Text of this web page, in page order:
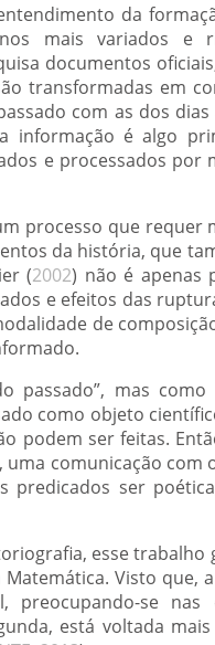
da
mais variados e
documentos
transformadas em
com as dos dias
informação é algo
e processados por
processo que
da história, que
(2002) não é apenas
e efeitos das
de
passado”, mas
como objeto
podem ser feitas.
comunicação
ser
esse
Visto que,
se nas
está voltada